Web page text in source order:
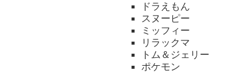
ドラえもん
スヌーピー
ミッフィー
リラックマ
トム＆ジェリー
ポケモン